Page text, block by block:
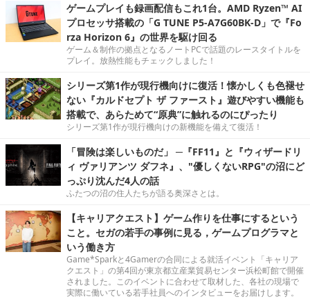
ゲームプレイも録画配信もこれ1台。AMD Ryzen™ AI
プロセッサ搭載の「G TUNE P5-A7G60BK-D」で『Fo
rza Horizon 6』の世界を駆け回る
ゲーム＆制作の拠点となるノートPCで話題のレースタイトルを
プレイ。放熱性能もチェックしました！
シリーズ第1作が現行機向けに復活！懐かしくも色褪せ
ない『カルドセプト ザ ファースト』遊びやすい機能も
搭載で、あらためて“原典”に触れるのにぴったり
シリーズ第1作が現行機向けの新機能を備えて復活！
「冒険は楽しいものだ」 ─『FF11』と『ウィザードリ
ィ ヴァリアンツ ダフネ』、"優しくないRPG"の沼にど
っぷり沈んだ4人の話
ふたつの沼の住人たちが語る奥深さとは。
【キャリアクエスト】ゲーム作りを仕事にするという
こと。セガの若手の事例に見る，ゲームプログラマと
いう働き方
Game*Sparkと4Gamerの合同による就活イベント「キャリア
クエスト」の第4回が東京都立産業貿易センター浜松町館で開催
されました。このイベントに合わせて取材した、各社の現場で
実際に働いている若手社員へのインタビューをお届けします。